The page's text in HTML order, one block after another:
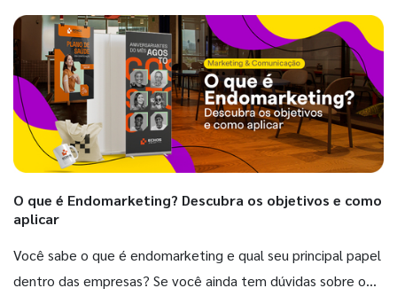
O que é Endomarketing? Descubra os objetivos e como
aplicar
Você sabe o que é endomarketing e qual seu principal papel
dentro das empresas? Se você ainda tem dúvidas sobre o